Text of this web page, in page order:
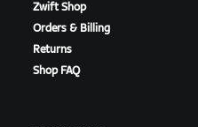
Zwift Shop
Orders & Billing
Returns
Shop FAQ